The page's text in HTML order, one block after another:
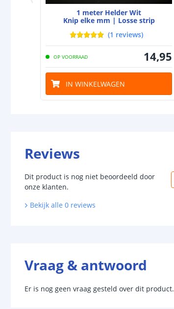
1 meter Helder Wit
Knip elke mm | Losse strip
(1 reviews)
OP VOORRAAD 14,95
IN WINKELWAGEN
Reviews
Dit product is nog niet beoordeeld door
onze klanten.
Bekijk alle 0 reviews
Vraag & antwoord
Er is nog geen vraag gesteld over dit product.